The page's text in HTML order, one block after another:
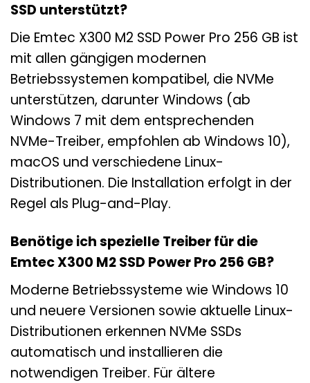
SSD unterstützt?
Die Emtec X300 M2 SSD Power Pro 256 GB ist
mit allen gängigen modernen
Betriebssystemen kompatibel, die NVMe
unterstützen, darunter Windows (ab
Windows 7 mit dem entsprechenden
NVMe-Treiber, empfohlen ab Windows 10),
macOS und verschiedene Linux-
Distributionen. Die Installation erfolgt in der
Regel als Plug-and-Play.
Benötige ich spezielle Treiber für die
Emtec X300 M2 SSD Power Pro 256 GB?
Moderne Betriebssysteme wie Windows 10
und neuere Versionen sowie aktuelle Linux-
Distributionen erkennen NVMe SSDs
automatisch und installieren die
notwendigen Treiber. Für ältere